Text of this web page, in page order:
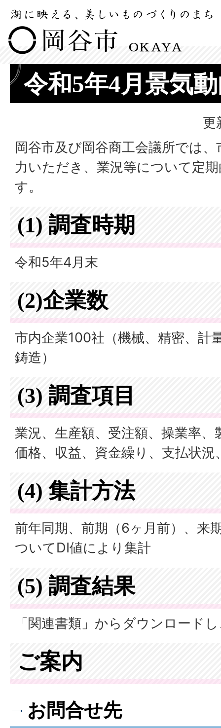
令和5年4月景気
更
岡谷市及び岡谷商工会議所では
力いただき、業況等について定
す。
(1) 調査時期
令和5年4月末
(2)企業数
市内企業100社（機械、精密、計
鋳造）
(3) 調査項目
業況、生産額、受注額、操業率、
価格、収益、資金繰り、支払状況
(4) 集計方法
前年同期、前期（6ヶ月前）、来
ついてDI値により集計
(5) 調査結果
「関連書類」からダウンロード
ご案内
お問合せ先